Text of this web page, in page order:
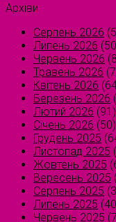
Архіви
Серпень 2026
Липень 2026
Червень 2026
Травень 2026
Квітень 2026
Березень 2026
Лютий 2026 (91)
Січень 2026 (50)
Грудень 2025
Листопад 2025
Жовтень 2025
Вересень 2025
Серпень 2025
Липень 2025
Червень 2025